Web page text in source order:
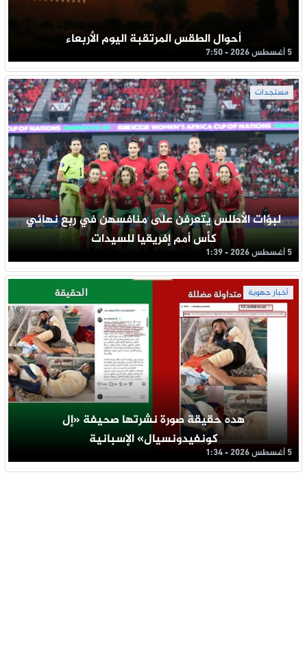
أحوال الطقس المرتقبة اليوم الأربعاء
5 أغسطس 2026 - 7:50
مستجدات
لبؤات الأطلس يتعرفن على منافسهن في ربع نهائي
كأس أمم إفريقيا للسيدات
5 أغسطس 2026 - 1:39
أخبار جهوية
هده حقيقة صورة نشرتها صحيفة «إل
كونفيدونسيال» الإسبانية
5 أغسطس 2026 - 1:34